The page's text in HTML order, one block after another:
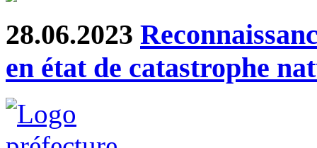
28.06.2023
en état de catastrophe